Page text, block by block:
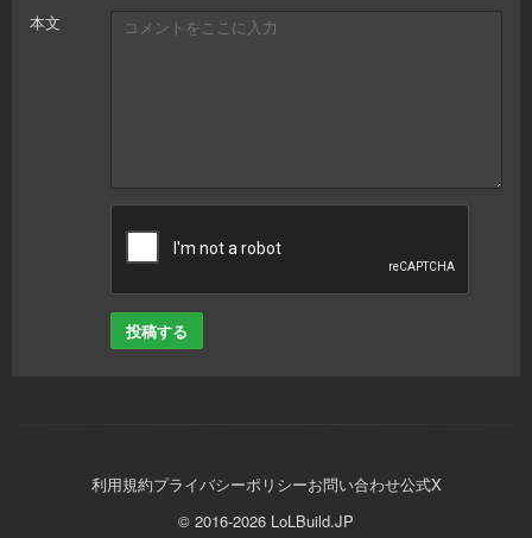
本文
投稿する
利用規約プライバシーポリシーお問い合わせ公式X
© 2016-2026 LoLBuild.JP